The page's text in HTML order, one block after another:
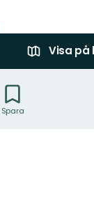
Visa på
Spara